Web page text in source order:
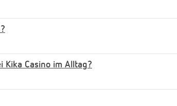
Kika Casino im Alltag?